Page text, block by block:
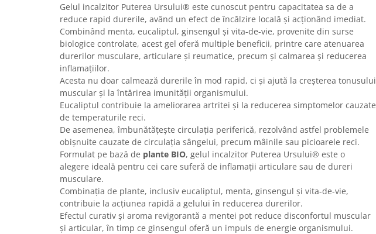
Gelul incalzitor Puterea Ursului® este cunoscut pentru capacitatea sa de a
reduce rapid durerile, având un efect de încălzire locală și acționând imediat.
Combinând menta, eucaliptul, ginsengul și vita-de-vie, provenite din surse
biologice controlate, acest gel oferă multiple beneficii, printre care atenuarea
durerilor musculare, articulare și reumatice, precum și calmarea și reducerea
inflamațiilor.
Acesta nu doar calmează durerile în mod rapid, ci și ajută la creșterea tonusului
muscular și la întărirea imunității organismului.
Eucaliptul contribuie la ameliorarea artritei și la reducerea simptomelor cauzate
de temperaturile reci.
De asemenea, îmbunătățește circulația periferică, rezolvând astfel problemele
obișnuite cauzate de circulația sângelui, precum mâinile sau picioarele reci.
Formulat pe bază de plante BIO, gelul incalzitor Puterea Ursului® este o
alegere ideală pentru cei care suferă de inflamații articulare sau de dureri
musculare.
Combinația de plante, inclusiv eucaliptul, menta, ginsengul și vita-de-vie,
contribuie la acțiunea rapidă a gelului în reducerea durerilor.
Efectul curativ și aroma revigorantă a mentei pot reduce disconfortul muscular
și articular, în timp ce ginsengul oferă un impuls de energie organismului.